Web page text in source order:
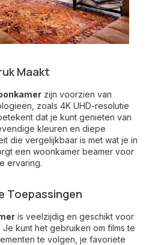
Maakt
zijn voorzien van
zoals 4K UHD-resolutie
dat je kunt genieten van
kleuren en diepe
die vergelijkbaar is met wat je in
een woonkamer beamer voor
ervaring.
Toepassingen
is veelzijdig en geschikt voor
kunt het gebruiken om films te
te volgen, je favoriete